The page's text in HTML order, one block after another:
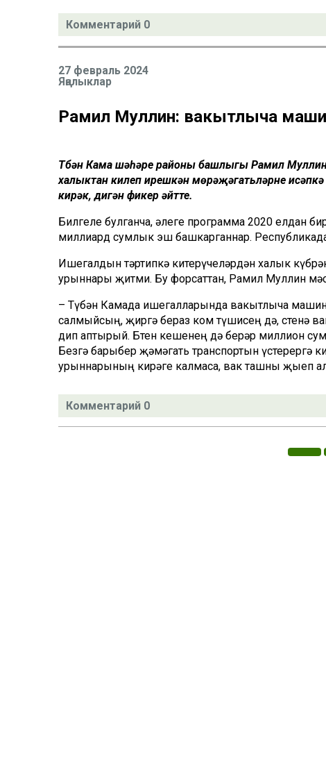
Комментарий 0
27 февраль 2024
Яңалыклар
Рамил Муллин: вакытлыча
Түбән Кама шәһәре районы башлыгы Рамил
халыктан килеп ирешкән мөрәҗәгатьләрне
кирәк, дигән фикер әйтте.
Билгеле булганча, әлеге программа 2020 елдан
миллиард сумлык эш башкарганнар.
Ишегалдын тәртипкә китерүчеләрдән халык
урыннары җитми. Бу форсаттан, Рамил Муллин
– Түбән Камада ишегалларында вакытлыча
салмыйсың, җиргә бераз ком түшисең дә, өстенә
дип аптырый. Бөтен кешенең дә берәр миллион
Безгә барыбер җәмәгать транспортын
урыннарының кирәге калмаса, вак ташны җыеп
Комментарий 0